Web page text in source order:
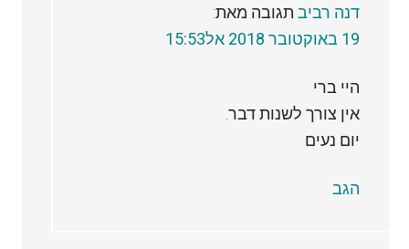
דנה רביב תגובה מאת:
19 באוקטובר 2018 אל15:53
היי ברי
אין צורך לשנות דבר.
יום נעים
הגב